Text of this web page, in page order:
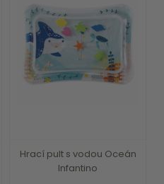
Hrací pult s vodou Oceán
Infantino